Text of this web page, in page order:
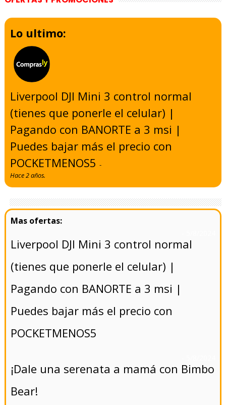
Lo ultimo:
Liverpool DJI Mini 3 control normal
(tienes que ponerle el celular) |
Pagando con BANORTE a 3 msi |
Puedes bajar más el precio con
POCKETMENOS5-
Hace 2 años.
Liverpool DJI Mini 3 control normal
(tienes que ponerle el celular) |
Pagando con BANORTE a 3 msi |
Puedes bajar más el precio con
POCKETMENOS5
¡Dale una serenata a mamá con Bimbo
Bear!